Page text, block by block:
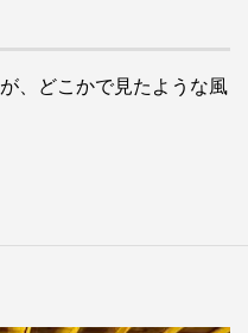
、どこかで見たような風